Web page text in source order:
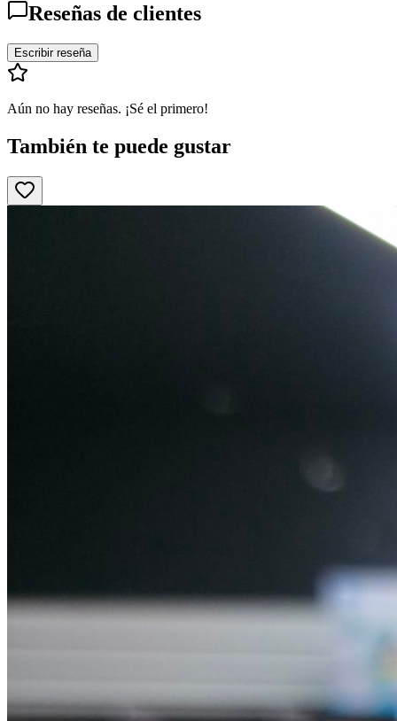
Reseñas de clientes
Escribir reseña
Aún no hay reseñas. ¡Sé el primero!
También te puede gustar